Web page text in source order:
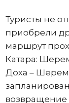
Туристы не
приобрели
маршрут
Катара:
Доха –
возвращение